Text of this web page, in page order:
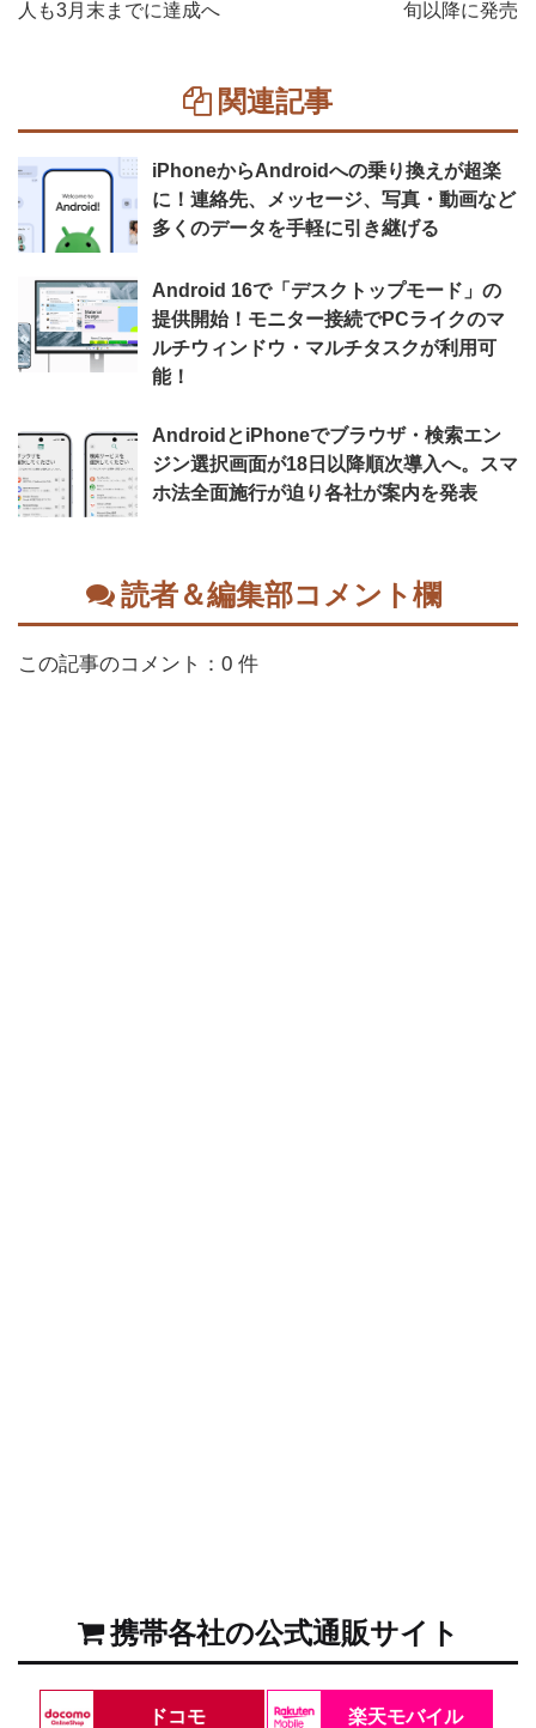
人も3月末までに達成へ 旬以降に発売
関連記事
iPhoneからAndroidへの乗り換えが超楽
に！連絡先、メッセージ、写真・動画など
多くのデータを手軽に引き継げる
Android 16で「デスクトップモード」の
提供開始！モニター接続でPCライクのマ
ルチウィンドウ・マルチタスクが利用可
能！
AndroidとiPhoneでブラウザ・検索エン
ジン選択画面が18日以降順次導入へ。スマ
ホ法全面施行が迫り各社が案内を発表
読者＆編集部コメント欄
この記事のコメント：0 件
携帯各社の公式通販サイト
ドコモ 楽天モバイル